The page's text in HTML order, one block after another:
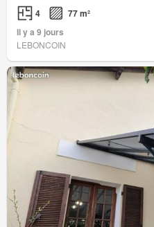
4
77 m²
Il y a 9 jours
LEBONCOIN